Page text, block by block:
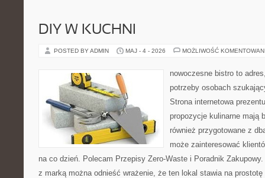
DIY W KUCHNI
POSTED BY ADMIN MAJ - 4 - 2026 MOŻLIWOŚĆ
nowoczesne bistro to
potrzeby osobach
Strona internetowa
propozycje kulinarne mają
również przygotowane z
może zainteresować
na co dzień. Polecam Przepisy Zero-Waste i Poradnik
z marką można odnieść wrażenie, że ten lokal stawia na prostotę